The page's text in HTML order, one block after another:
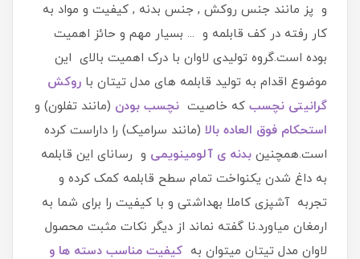
و پز مانند جنس روکش , جنس بدنه , کیفیت و مواد به
کار رفته در کف قابلمه و ... بسیار مهم و حائز اهمیت
بوده است.گروه تولیدی لاوان با درک اهمیت بالای این
موضوع اقدام به تولید قابلمه های مدل تیتان با روکش
گرانیتی نچسب که خاصیت نچسب بودن (مانند تفلون) و
استحکام فوق العاده بالا (مانند سرامیک) را داراست کرده
است.همچنین بدنه ی آلومینویمی و رسانای این قابلمه
به داغ شدن یکنواخت تمام سطح قابلمه کمک کرده و
تجربه آشپزی کاملا بهداشتی و با کیفیت را برای شما به
ارمغان میاورد.نا گفته نماند از دیگر نکات مثبت محصول
لاوان مدل تیتان میتوان به کیفیت مناسب دسته ها و